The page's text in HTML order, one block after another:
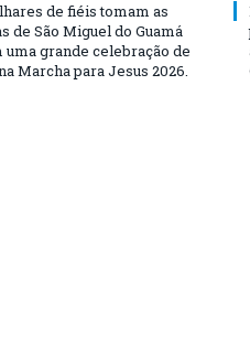
de fiéis tomam as
de São Miguel do Guamá
uma grande celebração de
Marcha para Jesus 2026.